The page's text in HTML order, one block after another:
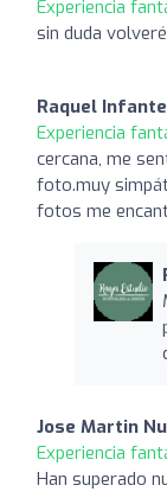
Experiencia
sin duda
Raquel Infante
Experiencia
cercana, me
foto.muy
fotos me
Jose Martin
Experiencia
Han superado